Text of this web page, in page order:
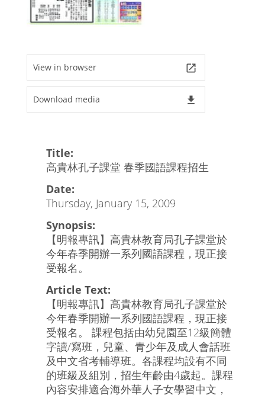
View in browser launch
Download media file_download
Title:
高貴林孔子課堂 春季國語課程招生
Date:
Thursday, January 15, 2009
Synopsis:
【明報專訊】高貴林教育局孔子課堂於
今年春季開辦一系列國語課程，現正接
受報名。
Article Text:
【明報專訊】高貴林教育局孔子課堂於
今年春季開辦一系列國語課程，現正接
受報名。 課程包括由幼兒園至12級簡體
字讀/寫班，兒童、青少年及成人會話班
及中文省考輔導班。各課程均設有不同
的班級及組別，招生年齡由4歲起。課程
內容安排適合海外華人子女學習中文，